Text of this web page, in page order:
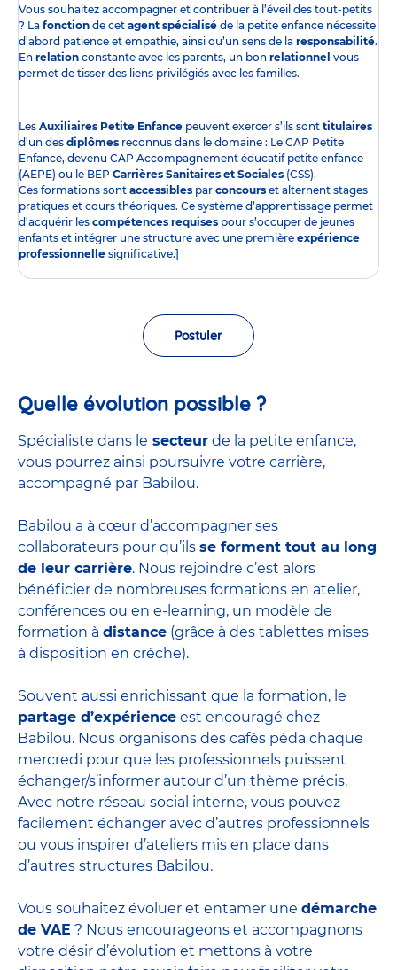
Vous souhaitez accompagner et contribuer à l’éveil des tout-petits
? La fonction de cet agent spécialisé de la petite enfance nécessite
d’abord patience et empathie, ainsi qu’un sens de la responsabilité.
En relation constante avec les parents, un bon relationnel vous
permet de tisser des liens privilégiés avec les familles.
Les Auxiliaires Petite Enfance peuvent exercer s’ils sont titulaires
d’un des diplômes reconnus dans le domaine : Le CAP Petite
Enfance, devenu CAP Accompagnement éducatif petite enfance
(AEPE) ou le BEP Carrières Sanitaires et Sociales (CSS).
Ces formations sont accessibles par concours et alternent stages
pratiques et cours théoriques. Ce système d’apprentissage permet
d’acquérir les compétences requises pour s’occuper de jeunes
enfants et intégrer une structure avec une première expérience
professionnelle significative.]
Postuler
Quelle évolution possible ?
Spécialiste dans le secteur de la petite enfance,
vous pourrez ainsi poursuivre votre carrière,
accompagné par Babilou.
Babilou a à cœur d’accompagner ses
collaborateurs pour qu’ils se forment tout au long
de leur carrière. Nous rejoindre c’est alors
bénéficier de nombreuses formations en atelier,
conférences ou en e-learning, un modèle de
formation à distance (grâce à des tablettes mises
à disposition en crèche).
Souvent aussi enrichissant que la formation, le
partage d’expérience est encouragé chez
Babilou. Nous organisons des cafés péda chaque
mercredi pour que les professionnels puissent
échanger/s’informer autour d’un thème précis.
Avec notre réseau social interne, vous pouvez
facilement échanger avec d’autres professionnels
ou vous inspirer d’ateliers mis en place dans
d’autres structures Babilou.
Vous souhaitez évoluer et entamer une démarche
de VAE ? Nous encourageons et accompagnons
votre désir d’évolution et mettons à votre